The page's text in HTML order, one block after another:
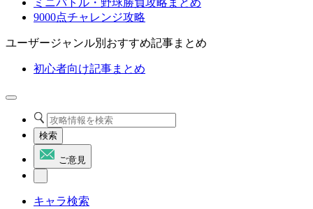
ミニバトル・野球勝負攻略まとめ
9000点チャレンジ攻略
ユーザージャンル別おすすめ記事まとめ
初心者向け記事まとめ
検索
ご意見
キャラ検索